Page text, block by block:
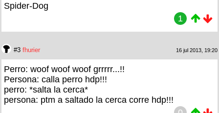
Spider-Dog
1
#3 fhurier 16 jul 2013, 19:20
Perro: woof woof woof grrrrr...!!
Persona: calla perro hdp!!!
perro: *salta la cerca*
persona: ptm a saltado la cerca corre hdp!!!